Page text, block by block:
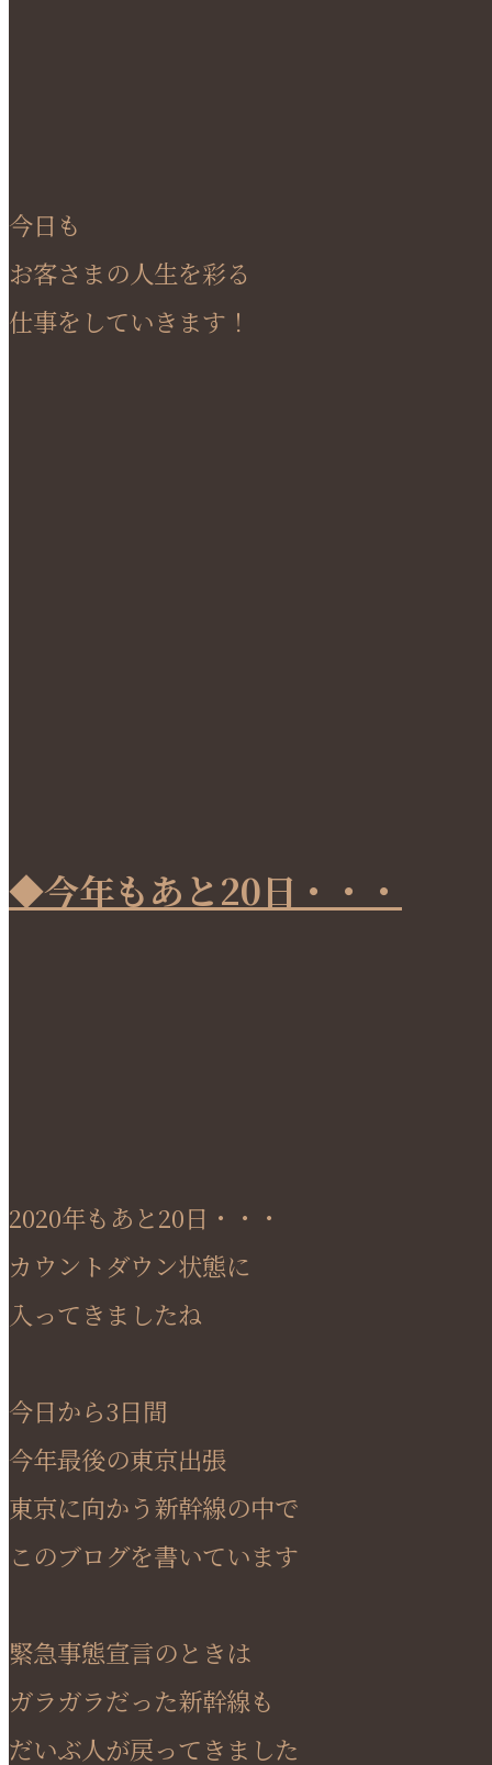
今日も
お客さまの人生を彩る
仕事をしていきます！
◆今年もあと20日・・・
2020年もあと20日・・・
カウントダウン状態に
入ってきましたね
今日から3日間
今年最後の東京出張
東京に向かう新幹線の中で
このブログを書いています
緊急事態宣言のときは
ガラガラだった新幹線も
だいぶ人が戻ってきました